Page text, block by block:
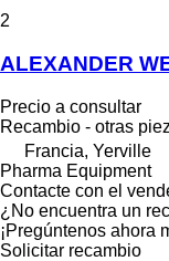
2
ALEXANDER
Precio a consultar
Recambio - otras
Francia, Yerville
Pharma Equipment
Contacte con el
¿No encuentra un
¡Pregúntenos ahora
Solicitar recambio